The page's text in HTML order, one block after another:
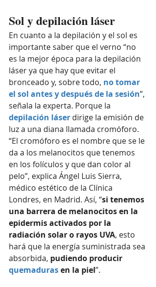
Sol y depilación láser
En cuanto a la depilación y el sol es
importante saber que el verno “no
es la mejor época para la depilación
láser ya que hay que evitar el
bronceado y, sobre todo, no tomar
el sol antes y después de la sesión”,
señala la experta. Porque la
depilación láser dirige la emisión de
luz a una diana llamada cromóforo.
“El cromóforo es el nombre que se le
da a los melanocitos que tenemos
en los folículos y que dan color al
pelo”, explica Ángel Luis Sierra,
médico estético de la Clínica
Londres, en Madrid. Así, “si tenemos
una barrera de melanocitos en la
epidermis activados por la
radiación solar o rayos UVA, esto
hará que la energía suministrada sea
absorbida, pudiendo producir
quemaduras en la piel”.